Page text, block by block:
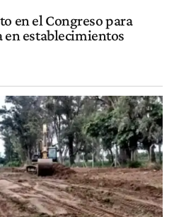
en el Congreso para
establecimientos